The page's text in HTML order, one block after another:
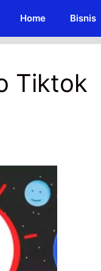
Home Bisnis
Tiktok